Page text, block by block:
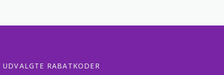
UDVALGTE RABATKODER